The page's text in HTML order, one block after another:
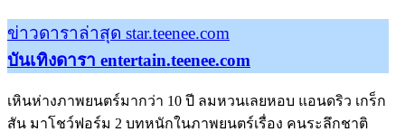
ข่าวดาราล่าสุด star.teenee.com
บันเทิงดารา entertain.teenee.com
เหินห่างภาพยนตร์มากว่า 10 ปี ลมหวนเลยหอบ แอนดริว เกร็ก
สัน มาโชว์ฟอร์ม 2 บทหนักในภาพยนตร์เรื่อง คนระลึกชาติ